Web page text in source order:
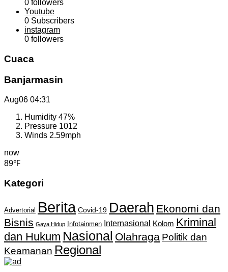
0 followers
Youtube
0 Subscribers
instagram
0 followers
Cuaca
Banjarmasin
Aug06 04:31
Humidity 47%
Pressure 1012
Winds 2.59mph
now
89℉
Kategori
Advertorial Berita Covid-19 Daerah Ekonomi dan
Bisnis Gaya Hidup Infotainmen Internasional Kolom Kriminal
dan Hukum Nasional Olahraga Politik dan
Keamanan Regional